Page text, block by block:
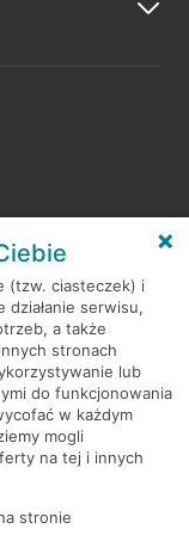
o wizycie.
(tzw. ciasteczek) i
działanie serwisu,
a także
stronach
lub
do funkcjonowania
w każdym
mogli
na tej i innych
stronie